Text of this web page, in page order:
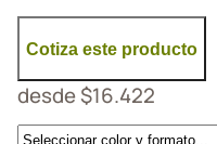
Cotiza este producto
desde$16.422